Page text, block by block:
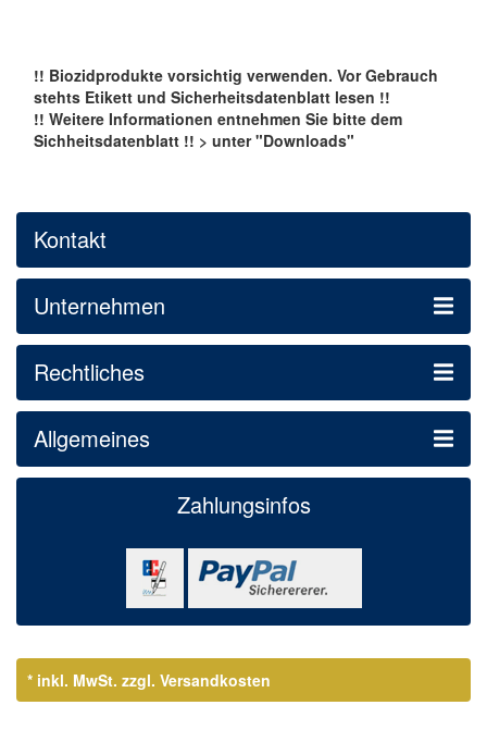
!! Biozidprodukte vorsichtig verwenden. Vor Gebrauch
stehts Etikett und Sicherheitsdatenblatt lesen !!
!! Weitere Informationen entnehmen Sie bitte dem
Sichheitsdatenblatt !! > unter "Downloads"
Kontakt
Unternehmen
Rechtliches
Allgemeines
Zahlungsinfos
* inkl. MwSt. zzgl. Versandkosten